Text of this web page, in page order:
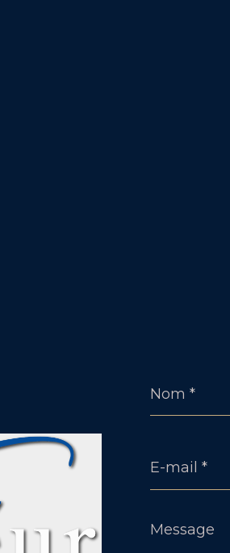
*
mail
*
Message
*